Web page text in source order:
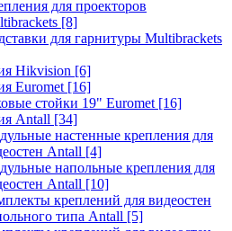
для проекторов
[8]
для гарнитуры Multibrackets
Hikvision [6]
Euromet [16]
стойки 19" Euromet [16]
Antall [34]
настенные крепления для
Antall [4]
напольные крепления для
Antall [10]
креплений для видеостен
типа Antall [5]